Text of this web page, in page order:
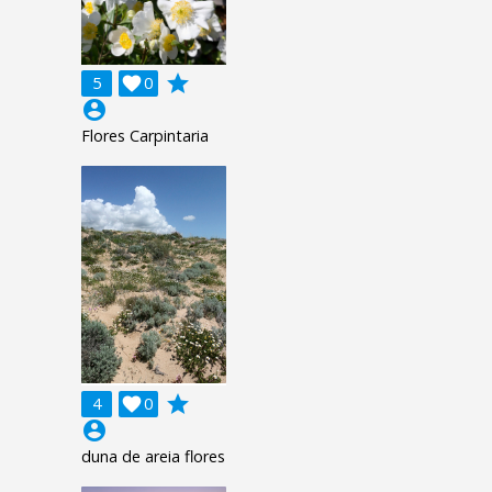
5 0

grade
account_circle
Flores Carpintaria
4 0

grade
account_circle
duna de areia flores